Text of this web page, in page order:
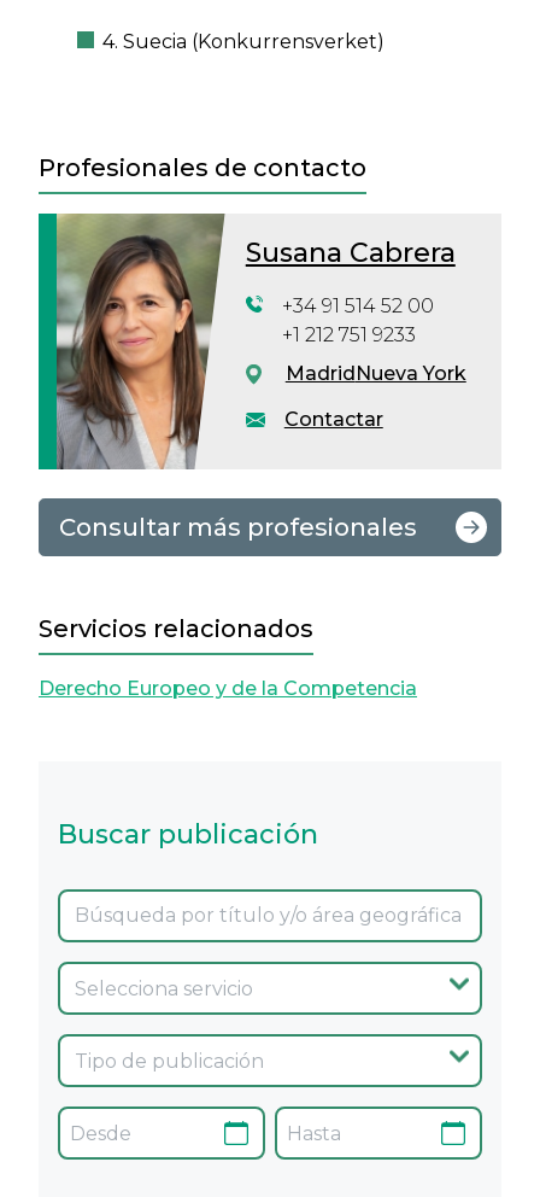
4. Suecia (Konkurrensverket)
Profesionales de contacto
Susana Cabrera
Contactar
+34 91 514 52 00
+1 212 751 9233
MadridNueva York
Consultar más profesionales
Servicios relacionados
Derecho Europeo y de la Competencia
Buscar publicación